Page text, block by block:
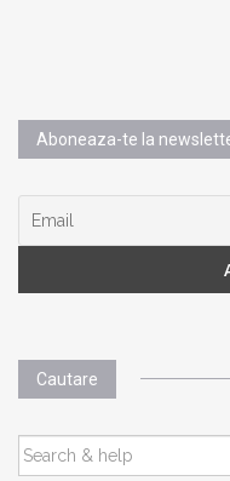
Aboneaza-te la
Cautare
SEARCH
FOR: